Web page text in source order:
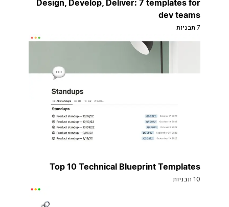
Design, Develop, Deliver: 7 templates for
dev teams
Top 10 Technical Blueprint Templates